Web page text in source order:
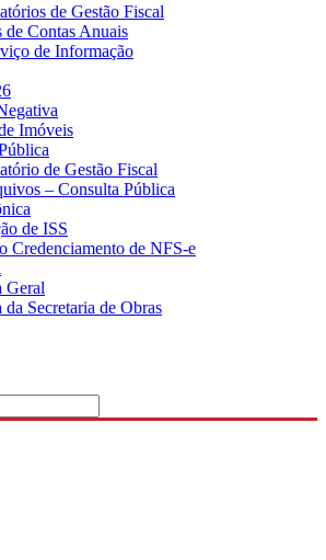
de Gestão Fiscal
de Contas Anuais
de Informação
Imóveis
de Gestão Fiscal
– Consulta Pública
de ISS
Credenciamento de NFS-e
Geral
Secretaria de Obras